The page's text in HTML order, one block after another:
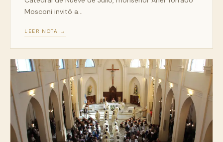
Mosconi invitó a…
LEER NOTA →